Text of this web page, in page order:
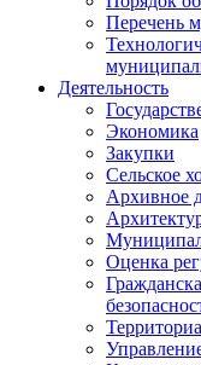
Перечень
Деятельность
Экономика
Закупки
Сельское
Архивное
Оценка